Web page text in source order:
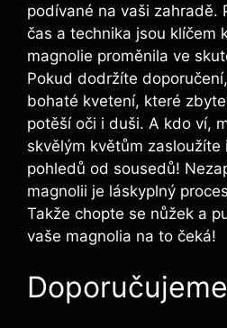
podívané⁢ na vaši​ zahradě.
‍čas a​ technika‍ jsou‌ klíčem
magnolie proměnila⁤ ve
Pokud⁤ dodržíte
⁢bohaté kvetení, které
potěší oči i duši. A kdo ví,
skvělým květům zasloužíte⁢
pohledů od sousedů!
magnolii je láskyplný
Takže chopte se nůžek a
vaše magnolia na to​ čeká!